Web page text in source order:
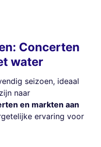
Concerten
water
seizoen, ideaal
naar
en markten aan
ervaring voor